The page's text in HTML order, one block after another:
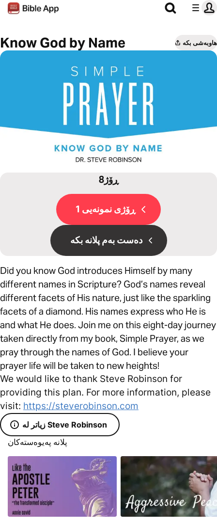
Know God by Name هاوبەشی بکە
8ڕۆژ
ڕۆژی نمونەیی 1
دەست بەم پلانە بکە
Did you know God introduces Himself by many
different names in Scripture? God’s names reveal
different facets of His nature, just like the sparkling
facets of a diamond. His names express who He is
and what He does. Join me on this eight-day journey
taken directly from my book, Simple Prayer, as we
pray through the names of God. I believe your
prayer life will be taken to new heights!
We would like to thank Steve Robinson for
providing this plan. For more information, please
visit: https://steverobinson.com
زیاتر لە Steve Robinson
پلانە پەیوەستەکان